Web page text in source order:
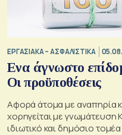
ΕΡΓΑΣΙΑΚΑ – ΑΣΦΑΛΙΣΤΙΚΑ
Ενα άγνωστο
Οι προϋποθέσεις
Αφορά άτομα με αναπηρία
χορηγείται με γνωμάτευση ΚΕΠΑ, αλλά τα ποσά διαφέρουν σε
ιδιωτικό και δημόσιο τομέα